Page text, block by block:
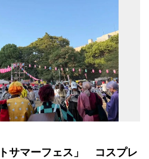
サマーフェス」 コスプレ